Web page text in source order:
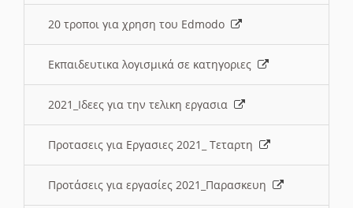
20 τροποι για χρηση του Edmodo
Εκπαιδευτικα λογισμικά σε κατηγοριες
2021_Ιδεες για την τελικη εργασια
Προτασεις για Εργασιες 2021_ Τεταρτη
Προτάσεις για εργασίες 2021_Παρασκευη